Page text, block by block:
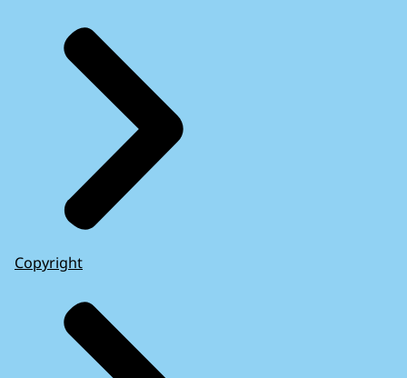
Copyright